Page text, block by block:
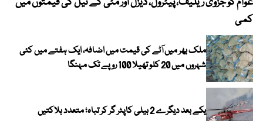
کمی
ملک بھر میں آٹے کی قیمت میں اضافہ، ایک ہفتے میں کئی
شہروں میں 20 کلو تھیلا 100 روپے تک مہنگا
یکے بعد دیگرے 2 ہیلی کاپٹر گر کر تباہ؛ متعدد ہلاکتیں